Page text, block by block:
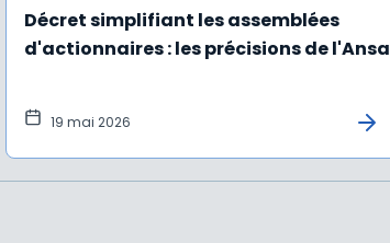
Décret simplifiant les assemblées
d'actionnaires : les précisions de l'Ansa
19 mai 2026